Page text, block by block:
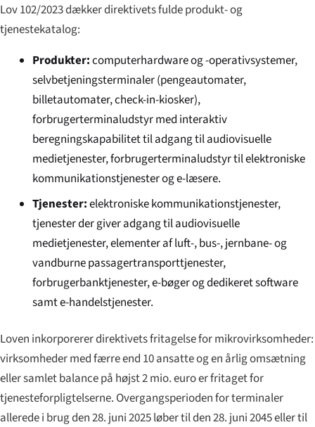
Lov 102/2023 dækker direktivets fulde produkt- og
tjenestekatalog:
Produkter:computerhardware og -operativsystemer,
selvbetjeningsterminaler (pengeautomater,
billetautomater, check-in-kiosker),
forbrugerterminaludstyr med interaktiv
beregningskapabilitet til adgang til audiovisuelle
medietjenester, forbrugerterminaludstyr til elektroniske
kommunikationstjenester og e-læsere.
Tjenester:elektroniske kommunikationstjenester,
tjenester der giver adgang til audiovisuelle
medietjenester, elementer af luft-, bus-, jernbane- og
vandburne passagertransporttjenester,
forbrugerbanktjenester, e-bøger og dedikeret software
samt e-handelstjenester.
Loven inkorporerer direktivets fritagelse for mikrovirksomheder:
virksomheder med færre end 10 ansatte og en årlig omsætning
eller samlet balance på højst 2 mio. euro er fritaget for
tjenesteforpligtelserne. Overgangsperioden for terminaler
allerede i brug den 28. juni 2025 løber til den 28. juni 2045 eller til